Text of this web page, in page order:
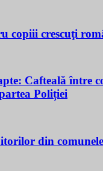
copiii crescuţi
Cafteală între
Poliției
din